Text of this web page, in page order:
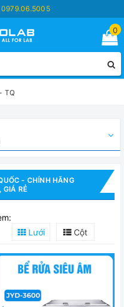
0979.06.5005
0
TQ
- CHÍNH HÃNG
GIÁ RẺ
Lưới
Cột